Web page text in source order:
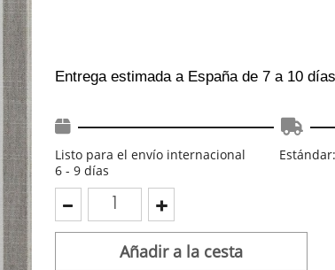
Entrega estimada a España de 7 a 10 días
Listo para el envío internacional
6 - 9 días
Añadir a la cesta